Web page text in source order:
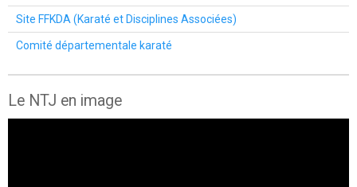
Site FFKDA (Karaté et Disciplines Associées)
Comité départementale karaté
Le NTJ en image